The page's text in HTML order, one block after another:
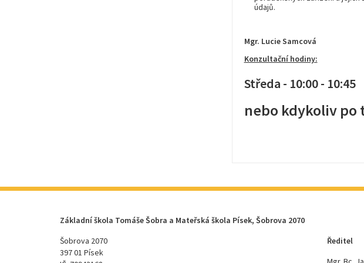
údajů.
Mgr. Lucie Samcová
Konzultační hodiny:
Středa - 10:00 - 10:45
nebo kdykoliv
Základní škola Tomáše Šobra a Mateřská škola Písek, Šobrova 2070
Šobrova 2070
397 01 Písek
Ředitel